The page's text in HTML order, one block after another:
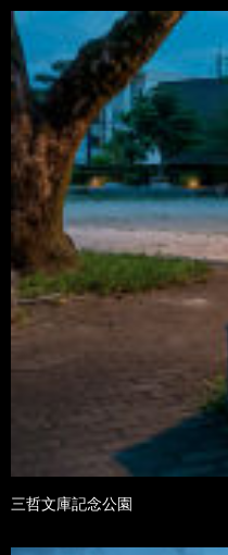
三哲文庫記念公園